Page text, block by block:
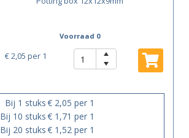
Voorraad 0
€ 2,05 per 1
Bij 1 stuks€ 2,05 per 1
Bij 10 stuks€ 1,71 per 1
Bij 20 stuks€ 1,52 per 1